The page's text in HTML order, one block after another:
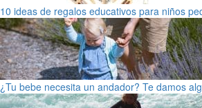
10 ideas de regalos educativos para niños
¿Tu bebe necesita un andador? Te damos